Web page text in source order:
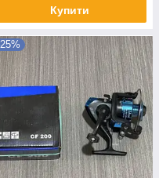
Купити